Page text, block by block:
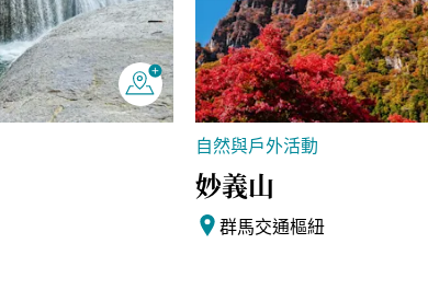
自然與戶外活動
妙義山
群馬交通樞紐